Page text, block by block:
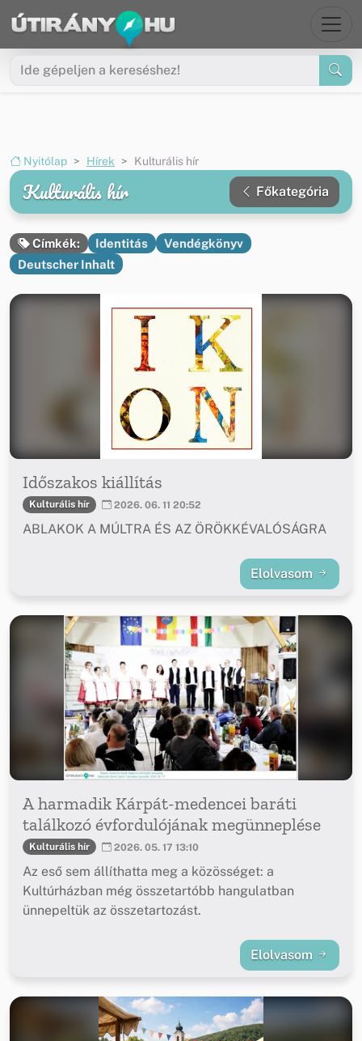
Ugrás a menüre
Ugrás a tartalomra
Nyitólap Hírek Kulturális hír
Kulturális hír Főkategória
Címkék: Identitás
Vendégkönyv
Deutscher Inhalt
Időszakos kiállítás
Kulturális hír 2026. 06. 11 20:52
ABLAKOK A MÚLTRA ÉS AZ ÖRÖKKÉVALÓSÁGRA
Elolvasom
A harmadik Kárpát-medencei baráti
találkozó évfordulójának megünneplése
Kulturális hír 2026. 05. 17 13:10
Az eső sem állíthatta meg a közösséget: a
Kultúrházban még összetartóbb hangulatban
ünnepeltük az összetartozást.
Elolvasom